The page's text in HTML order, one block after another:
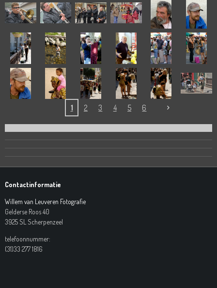
1 2 3 4 5 6
Contactinformatie
Willem van Leuveren Fotografie
Gelderse Roos 40
3925 SL Scherpenzeel
telefoonnummer:
(31)33 277 1816